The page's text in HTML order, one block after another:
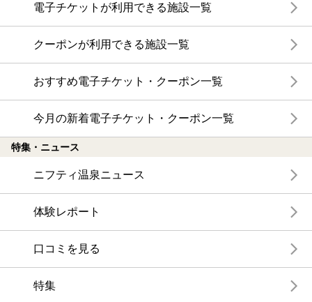
電子チケットが利用できる施設一覧
クーポンが利用できる施設一覧
おすすめ電子チケット・クーポン一覧
今月の新着電子チケット・クーポン一覧
特集・ニュース
ニフティ温泉ニュース
体験レポート
口コミを見る
特集